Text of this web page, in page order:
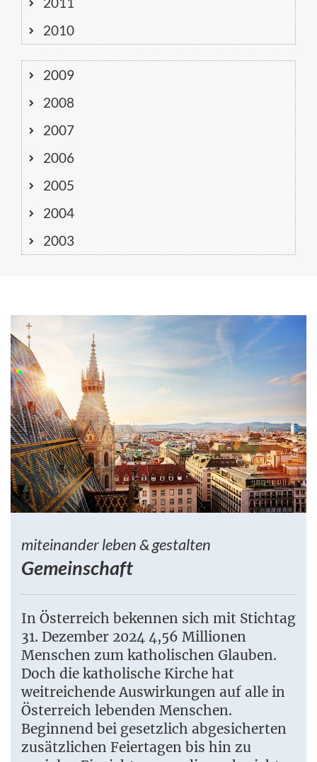
2010
2009
2008
2007
2006
2005
2004
2003
miteinander leben & gestalten
Gemeinschaft
In Österreich bekennen sich mit Stichtag
31. Dezember 2024 4,56 Millionen
Menschen zum katholischen Glauben.
Doch die katholische Kirche hat
weitreichende Auswirkungen auf alle in
Österreich lebenden Menschen.
Beginnend bei gesetzlich abgesicherten
zusätzlichen Feiertagen bis hin zu